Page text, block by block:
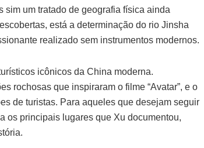
sim um tratado de geografia física ainda
está a determinação do rio Jinsha
realizado sem instrumentos modernos.
icônicos da China moderna.
rochosas que inspiraram o filme “Avatar”, e o
de turistas. Para aqueles que desejam seguir
os principais lugares que Xu documentou,